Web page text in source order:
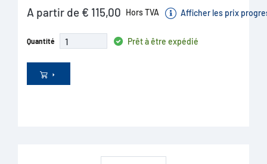
A partir de € 115,00 Hors TVA Afficher les prix
Quantité Prêt à être expédié